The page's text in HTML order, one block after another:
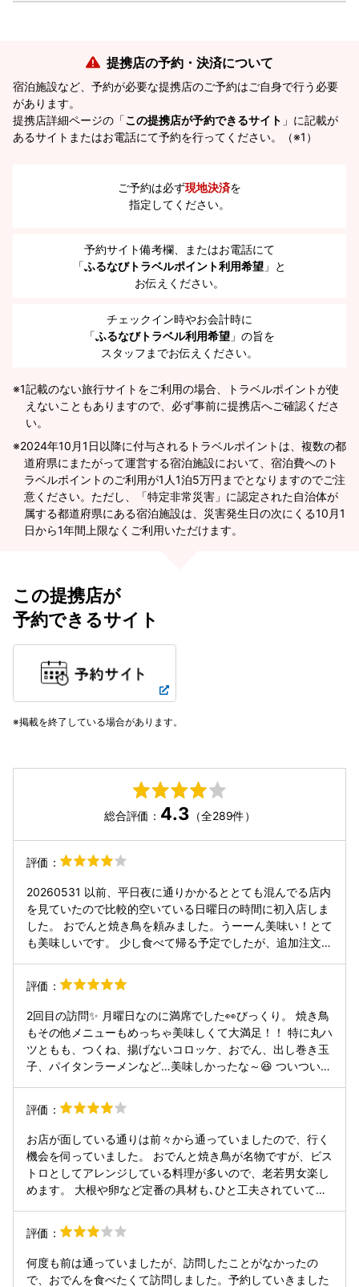
提携店の予約・決済について
宿泊施設など、予約が必要な提携店のご予約はご自身で行う必要
があります。
提携店詳細ページの「この提携店が予約できるサイト 」に記載が
あるサイトまたはお電話にて予約を行ってください。（※1）
ご予約は必ず現地決済を
指定してください。
予約サイト備考欄、またはお電話にて
「ふるなびトラベルポイント利用希望 」と
お伝えください。
チェックイン時やお会計時に
「ふるなびトラベル利用希望 」の旨を
スタッフまでお伝えください。
※1記載のない旅行サイトをご利用の場合、トラベルポイントが使
えないこともありますので、必ず事前に提携店へご確認くださ
い。
2024年10月1日以降に付与されるトラベルポイントは、複数の都
道府県にまたがって運営する宿泊施設において、宿泊費へのト
ラベルポイントのご利用が1人1泊5万円までとなりますのでご注
意ください。ただし、「特定非常災害」に認定された自治体が
属する都道府県にある宿泊施設は、災害発生日の次にくる10月1
日から1年間上限なくご利用いただけます。
この提携店が
予約できるサイト
掲載を終了している場合があります。
総合評価： 4.3 （全289件）
評価：
20260531 以前、平日夜に通りかかるととても混んでる店内
を見ていたので比較的空いている日曜日の時間に初入店しま
した。 おでんと焼き鳥を頼みました。うーーん美味い！とて
も美味しいです。 少し食べて帰る予定でしたが、追加注文し
も良いレベルでした。
評価：
2回目の訪問✨ 月曜日なのに満席でした👀びっくり。 焼き鳥
もその他メニューもめっちゃ美味しくて大満足！！ 特に丸ハ
ツともも、つくね、揚げないコロッケ、おでん、出し巻き玉
子、パイタンラーメンなど…美味しかったな～😆 ついついみ
入ってるキウイサワーがほどよい甘さで最高でした！ 店員さ
んも元気で愛想がよく、気分よく食事が楽しめました☺カウ
ンターも雰囲気が良さそう…✨ 行く際は予約をおすすめしま
す！ また神保町に来る機会があったら行きたい！！
評価：
お店が面している通りは前々から通っていましたので、行く
機会を伺っていました。 おでんと焼き鳥が名物ですが、ビス
トロとしてアレンジしている料理が多いので、老若男女楽し
めます。 大根や卵など定番の具材も､ひと工夫されていて親
入れていただいているので､噛み心地もよかったです。 焼き
鳥は一本一本丁寧に焼いているので､提供には時間がかかり
ます。なので､最初の注文時にまとめてお願いしたほうが良
いかもしれません。
評価：
何度も前は通っていましたが、訪問したことがなかったの
で、おでんを食べたくて訪問しました。予約していきました